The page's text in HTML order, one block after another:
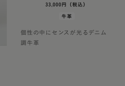
33,000円（税込）
牛革
個性の中にセンスが光るデニム
調牛革